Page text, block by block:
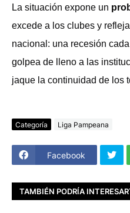
La situación expone un
excede a los clubes y
nacional: una recesión
golpea de lleno a las
jaque la continuidad de los
Categoría Liga Pampeana
Facebook
TAMBIÉN PODRÍA